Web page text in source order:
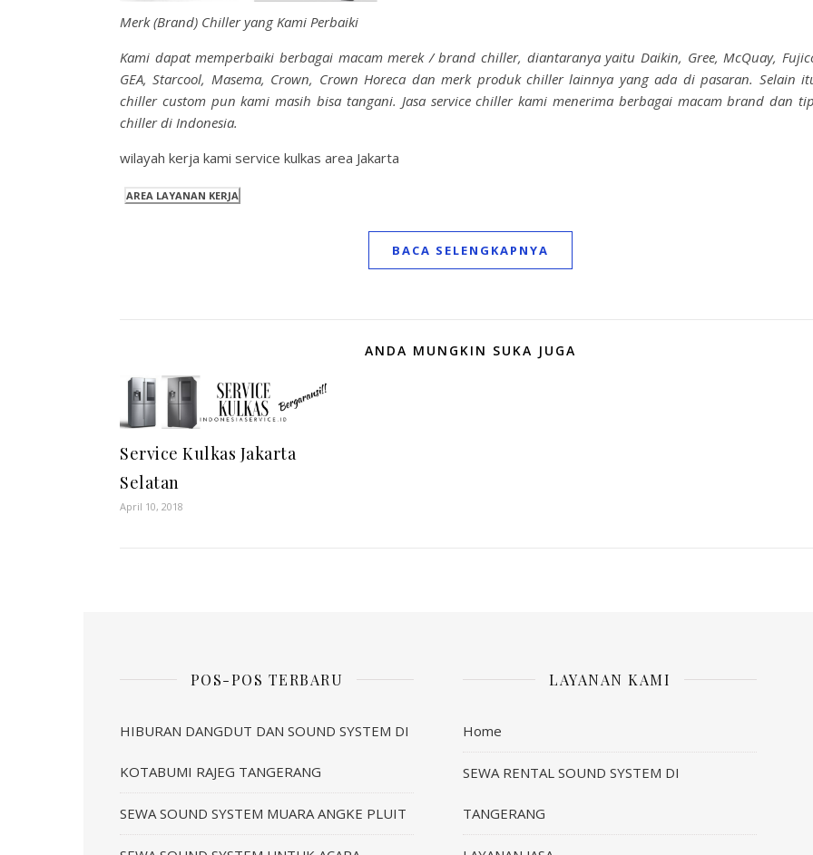
Merk (Brand) Chiller yang Kami Perbaiki
Kami dapat memperbaiki berbagai macam merek / brand chiller, diantaranya yaitu Daikin, Gree, McQuay,
GEA, Starcool, Masema, Crown, Crown Horeca dan merk produk chiller lainnya yang ada di pasaran. Selain
chiller custom pun kami masih bisa tangani. Jasa service chiller kami menerima berbagai macam brand dan
chiller di Indonesia.
wilayah kerja kami service kulkas area Jakarta
BACA SELENGKAPNYA
ANDA MUNGKIN SUKA JUGA
Service Kulkas Jakarta
Selatan
April 10, 2018
POS-POS TERBARU
HIBURAN DANGDUT DAN SOUND SYSTEM DI
KOTABUMI RAJEG TANGERANG
SEWA SOUND SYSTEM MUARA ANGKE PLUIT
LAYANAN KAMI
Home
SEWA RENTAL SOUND SYSTEM DI
TANGERANG